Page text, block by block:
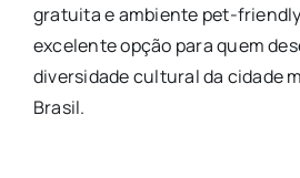
gratuita e ambiente pet-
excelente opção para quem
diversidade cultural da cidade
Brasil.